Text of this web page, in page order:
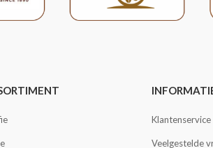
Klantenservice
Veelgestelde